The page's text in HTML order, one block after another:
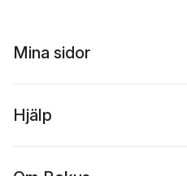
Mina sidor
Hjälp